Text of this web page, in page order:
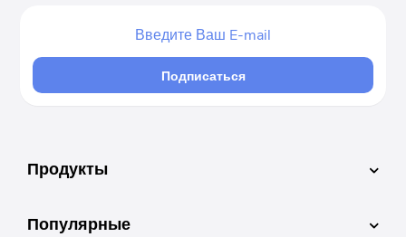
Подписаться
Продукты
Популярные